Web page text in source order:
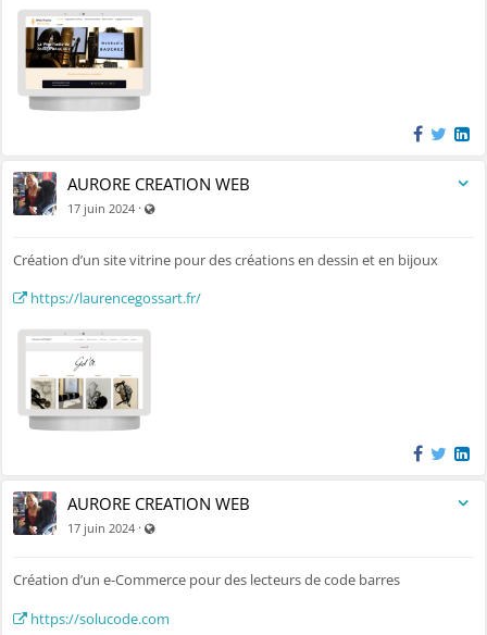
AURORE CREATION WEB
17 juin 2024 ·
Création d’un site vitrine pour des créations en dessin et en bijoux
https://laurencegossart.fr/
AURORE CREATION WEB
17 juin 2024 ·
Création d’un e-Commerce pour des lecteurs de code barres
https://solucode.com